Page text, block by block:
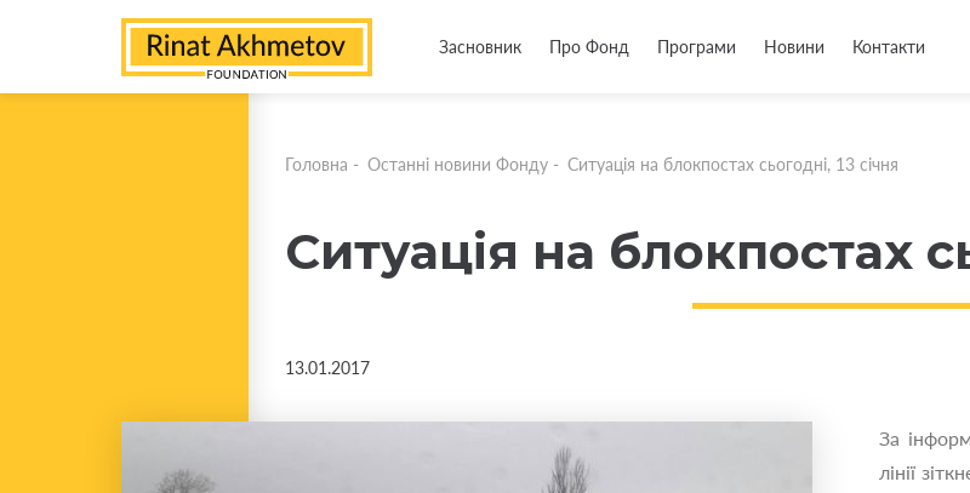
Засновник Про Фонд Програми Новини Контакти
Головна - Останні новини Фонду - Ситуація на блокпостах сьогодні, 13 січня
Ситуація на блокпостах
13.01.2017
За
лінії